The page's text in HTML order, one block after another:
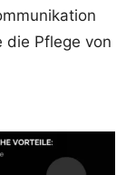
Pflege von